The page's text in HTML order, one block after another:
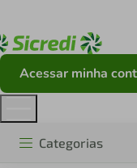
Acessar minha
Categorias